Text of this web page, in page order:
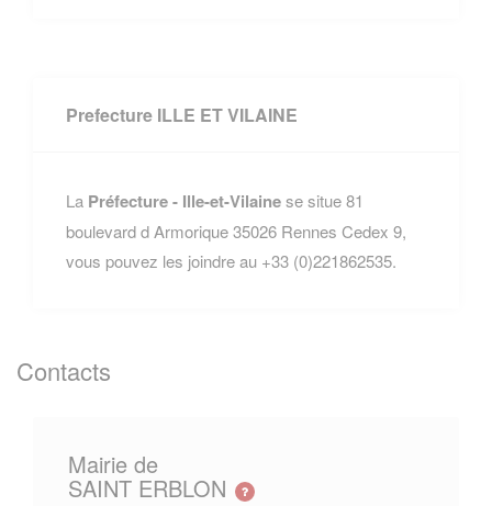
Prefecture ILLE ET VILAINE
La Préfecture - Ille-et-Vilainese situe 81
boulevard d Armorique 35026 Rennes Cedex 9,
vous pouvez les joindre au +33 (0)221862535.
Contacts
Mairie de
SAINT ERBLON